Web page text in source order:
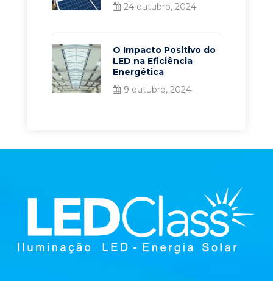
24 outubro, 2024
O Impacto Positivo do
LED na Eficiência
Energética
9 outubro, 2024